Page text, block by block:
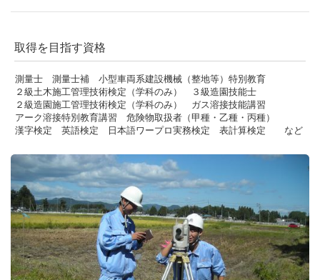
取得を目指す資格
測量士 測量士補 小型車両系建設機械（整地等）特別教育
２級土木施工管理技術検定（学科のみ）
３級造園技能士
２級造園施工管理技術検定（学科のみ） ガス溶接技能講習
アーク溶接特別教育講習危険物取扱者（甲種・乙種・丙種）
漢字検定 英語検定 日本語ワープロ実務検定 表計算検定 など